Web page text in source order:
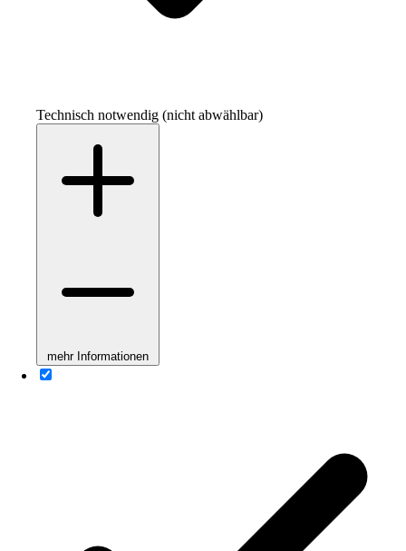
Technisch notwendig (nicht abwählbar)
mehr Informationen